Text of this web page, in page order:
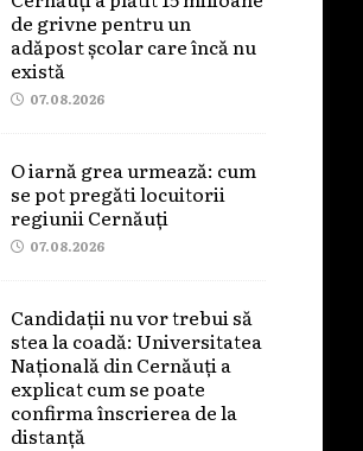
de grivne pentru un
adăpost școlar care încă nu
există
07.08.2026
O iarnă grea urmează: cum
se pot pregăti locuitorii
regiunii Cernăuți
07.08.2026
Candidații nu vor trebui să
stea la coadă: Universitatea
Națională din Cernăuți a
explicat cum se poate
confirma înscrierea de la
distanță